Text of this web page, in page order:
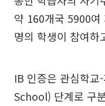
약 160개국 5900여
명의 학생이 참여하
IB 인증은 관심학
School) 단계로 구